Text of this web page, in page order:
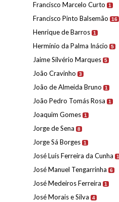
Francisco Marcelo Curto 1
Francisco Pinto Balsemão 16
Henrique de Barros 1
Hermínio da Palma Inácio 5
Jaime Silvério Marques 5
João Cravinho 3
João de Almeida Bruno 1
João Pedro Tomás Rosa 1
Joaquim Gomes 1
Jorge de Sena 8
Jorge Sá Borges 1
José Luís Ferreira da Cunha 1
José Manuel Tengarrinha 6
José Medeiros Ferreira 1
José Morais e Silva 4